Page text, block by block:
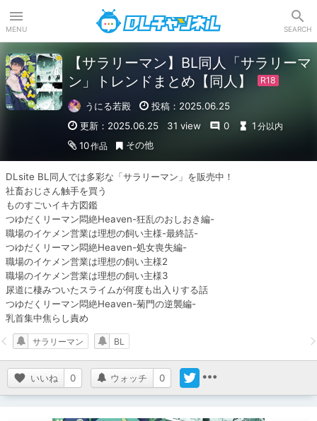
MENU SEARCH
【サラリーマン】BL同人「サラリーマ
ン」トレンドまとめ【同人】
うにる若殿
投稿：2025.06.25
更新：2025.06.25
31 view 0 1 分以内
10作品 その他
DLsite BL同人では多彩な「サラリーマン」を販売中！
社畜おじさん触手を買う
ものすごいイキ方図鑑
つゆだくリーマン悶絶Heaven-狂乱のおしおき編-
職場のイケメン営業は理想の飼い主様-最終話-
つゆだくリーマン悶絶Heaven-処女喪失編-
職場のイケメン営業は理想の飼い主様2
職場のイケメン営業は理想の飼い主様3
尿道に棲みついたスライムが何度も出入りする話
つゆだくリーマン悶絶Heaven-菊門の逆襲編-
乳首集中焦らし責め
いいね 0 ウォッチ 0
サラリーマン BL